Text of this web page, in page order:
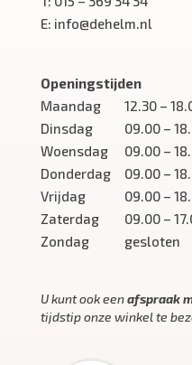
E: info@dehelm.nl
Openingstijden
Maandag
12.30 –
Dinsdag
09.00 –
Woensdag
09.00 –
Donderdag
09.00 –
Vrijdag
09.00 –
Zaterdag
09.00 –
Zondag
gesloten
U kunt ook eenafspraak
tijdstip onze winkel te